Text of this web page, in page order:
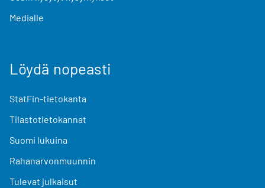
Medialle
Löydä nopeasti
StatFin-tietokanta
Tilastotietokannat
Suomi lukuina
Rahanarvonmuunnin
Tulevat julkaisut